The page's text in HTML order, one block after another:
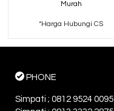
Murah
*Harga Hubungi CS
PHONE
Simpati ; 0812 9524 0095